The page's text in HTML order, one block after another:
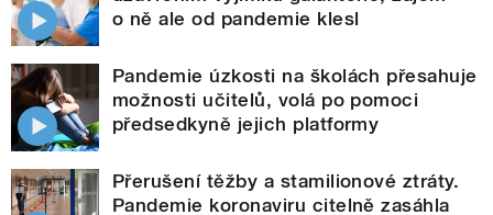
o ně ale od pandemie klesl
Pandemie úzkosti na školách přesahuje
možnosti učitelů, volá po pomoci
předsedkyně jejich platformy
Přerušení těžby a stamilionové ztráty.
Pandemie koronaviru citelně zasáhla